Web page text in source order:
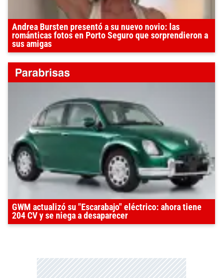
Andrea Bursten presentó a su nuevo novio: las
románticas fotos en Porto Seguro que sorprendieron a
sus amigas
GWM actualizó su "Escarabajo" eléctrico: ahora tiene
204 CV y se niega a desaparecer